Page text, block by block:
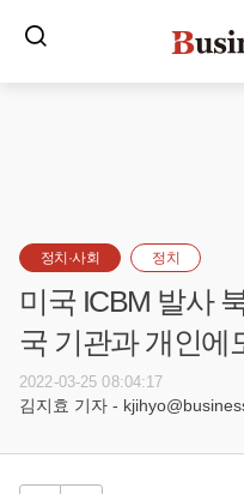
정치·사회 정치
미국 ICBM 발사
국 기관과 개인에
2022-03-25 08:04:17
김지효 기자 -